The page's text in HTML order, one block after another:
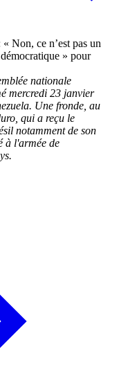
nationale
mercredi 23 janvier
Une fronde, au
qui a reçu le
notamment de son
à l'armée de